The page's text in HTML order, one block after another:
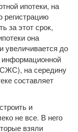
ипотеки, на
регистрацию
за этот срок,
она
увеличивается до
на середину
составляет
и
не все. В него
взяли